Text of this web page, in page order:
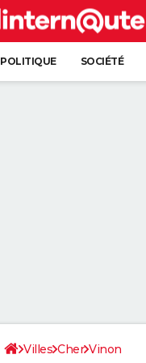
POLITIQUE SOCIÉTÉ
Villes Cher Vinon